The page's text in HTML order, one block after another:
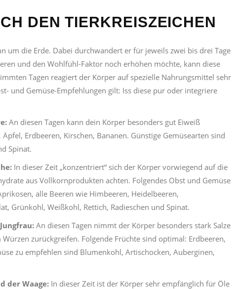
DEN TIERKREISZEICHEN
um die Erde. Dabei durchwandert er für jeweils zwei bis drei Tage
und den Wohlfühl-Faktor noch erhöhen möchte, kann diese
Tagen reagiert der Körper auf spezielle Nahrungsmittel sehr
und Gemüse-Empfehlungen gilt: Iss diese pur oder integriere
An diesen Tagen kann dein Körper besonders gut Eiweiß
Erdbeeren, Kirschen, Bananen. Günstige Gemüsearten sind
Spinat.
In dieser Zeit „konzentriert“ sich der Körper vorwiegend auf die
aus Vollkornprodukten achten. Folgendes Obst und Gemüse
alle Beeren wie Himbeeren, Heidelbeeren,
Grünkohl, Weißkohl, Rettich, Radieschen und Spinat.
An diesen Tagen nimmt der Körper besonders stark Salze
zurückgreifen. Folgende Früchte sind optimal: Erdbeeren,
zu empfehlen sind Blumenkohl, Artischocken, Auberginen,
der Waage: In dieser Zeit ist der Körper sehr empfänglich für Öle